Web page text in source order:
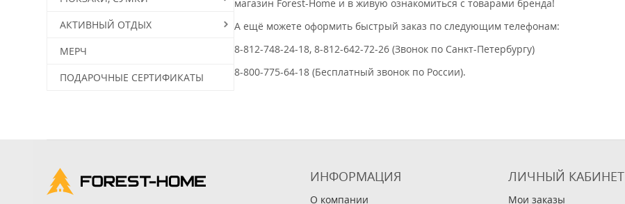
АКТИВНЫЙ ОТДЫХ
МЕРЧ
ПОДАРОЧНЫЕ СЕРТИФИКАТЫ
магазин Forest-Home и в живую ознакомиться с товарами бренда!
А ещё можете оформить быстрый заказ по следующим телефонам:
8-812-748-24-18, 8-812-642-72-26 (Звонок по Санкт-Петербургу)
8-800-775-64-18 (Бесплатный звонок по России).
ИНФОРМАЦИЯ
О компании
ЛИЧНЫЙ КАБИНЕТ
Мои заказы